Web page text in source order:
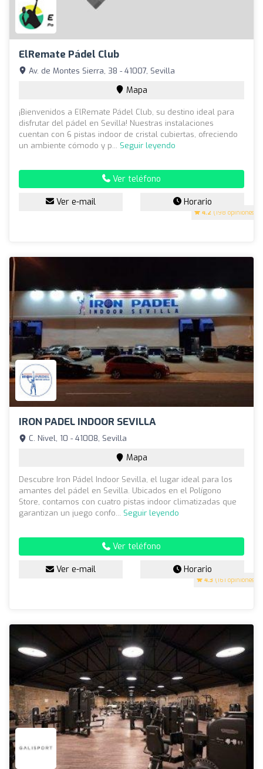
ElRemate Pádel Club
4.2 (198 opiniones)
Av. de Montes Sierra, 38 - 41007, Sevilla
Mapa
¡Bienvenidos a ElRemate Pádel Club, su destino ideal para
disfrutar del pádel en Sevilla! Nuestras instalaciones
cuentan con 6 pistas indoor de cristal cubiertas, ofreciendo
un ambiente cómodo y p... Seguir leyendo
Ver teléfono
Ver e-mail Horario
IRON PADEL INDOOR SEVILLA
4.3 (161 opiniones)
C. Nivel, 10 - 41008, Sevilla
Mapa
Descubre Iron Pádel Indoor Sevilla, el lugar ideal para los
amantes del pádel en Sevilla. Ubicados en el Polígono
Store, contamos con cuatro pistas indoor climatizadas que
garantizan un juego confo... Seguir leyendo
Ver teléfono
Ver e-mail Horario